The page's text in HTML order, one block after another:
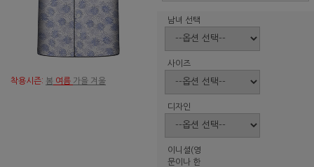
착용시즌: 봄 여름 가을 겨울
남녀 선택
사이즈
디자인
이니셜(영
문이나 한